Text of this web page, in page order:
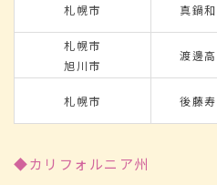
札幌市 真鍋
札幌市
旭川市
渡邊
札幌市 後藤
◆カリフォルニア州